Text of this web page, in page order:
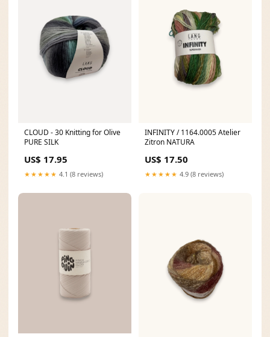
CLOUD - 30 Knitting for Olive
PURE SILK
US$ 17.95
★★★★★ 4.1 (8 reviews)
INFINITY / 1164.0005 Atelier
Zitron NATURA
US$ 17.50
★★★★★ 4.9 (8 reviews)